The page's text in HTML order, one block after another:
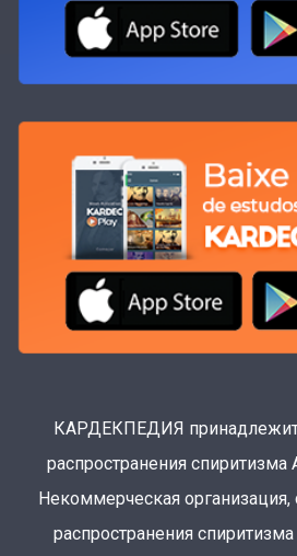
КАРДЕКПЕДИЯ принадлежит
распространения спиритизма
Некоммерческая
распространения